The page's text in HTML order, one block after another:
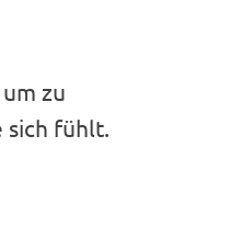
zu
sich fühlt.